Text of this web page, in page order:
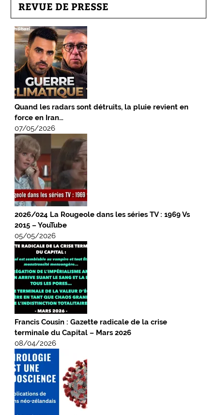
REVUE DE PRESSE
Quand les radars sont détruits, la pluie revient en
force en Iran…
07/05/2026
2026/024 La Rougeole dans les séries TV : 1969 Vs
2015 – YouTube
05/05/2026
Francis Cousin : Gazette radicale de la crise
terminale du Capital – Mars 2026
08/04/2026